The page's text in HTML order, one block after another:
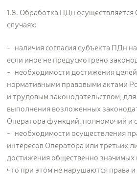
1.8. Обработка ПДн
случаях:
- наличия согласия субъекта ПДн
если иное не предусмотрено
- необходимости достижения
нормативными правовыми актами
и трудовым законодательством,
выполнения возложенных
Оператора функций, полномочий и
- необходимости осуществления
интересов Оператора или третьих
достижения общественно значимых
что при этом не нарушаются права